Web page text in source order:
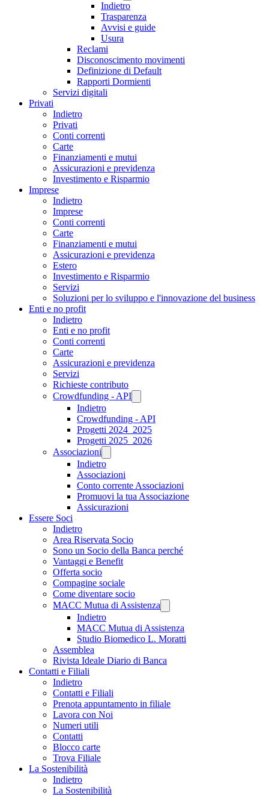
Indietro
Trasparenza
Avvisi e guide
Usura
Reclami
Disconoscimento movimenti
Definizione di Default
Rapporti Dormienti
Servizi digitali
Privati
Indietro
Privati
Conti correnti
Carte
Finanziamenti e mutui
Assicurazioni e previdenza
Investimento e Risparmio
Imprese
Indietro
Imprese
Conti correnti
Carte
Finanziamenti e mutui
Assicurazioni e previdenza
Estero
Investimento e Risparmio
Servizi
Soluzioni per lo sviluppo e l'innovazione del business
Enti e no profit
Indietro
Enti e no profit
Conti correnti
Carte
Assicurazioni e previdenza
Servizi
Richieste contributo
Crowdfunding - API
Indietro
Crowdfunding - API
Progetti 2024_2025
Progetti 2025_2026
Associazioni
Indietro
Associazioni
Conto corrente Associazioni
Promuovi la tua Associazione
Assicurazioni
Essere Soci
Indietro
Area Riservata Socio
Sono un Socio della Banca perché
Vantaggi e Benefit
Offerta socio
Compagine sociale
Come diventare socio
MACC Mutua di Assistenza
Indietro
MACC Mutua di Assistenza
Studio Biomedico L. Moratti
Assemblea
Rivista Ideale Diario di Banca
Contatti e Filiali
Indietro
Contatti e Filiali
Prenota appuntamento in filiale
Lavora con Noi
Numeri utili
Contatti
Blocco carte
Trova Filiale
La Sostenibilità
Indietro
La Sostenibilità